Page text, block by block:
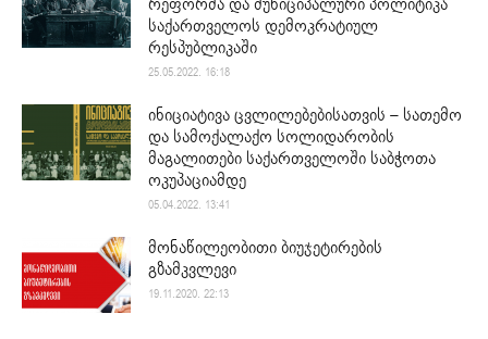
რეფორმა და მუნიციპალური პოლიტიკა
საქართველოს დემოკრატიულ
რესპუბლიკაში
25.05.2022. 16:18
ინიციატივა ცვლილებებისათვის – სათემო
და სამოქალაქო სოლიდარობის
მაგალითები საქართველოში საბჭოთა
ოკუპაციამდე
05.04.2022. 13:41
მონაწილეობითი ბიუჯეტირების
გზამკვლევი
19.11.2020. 22:13